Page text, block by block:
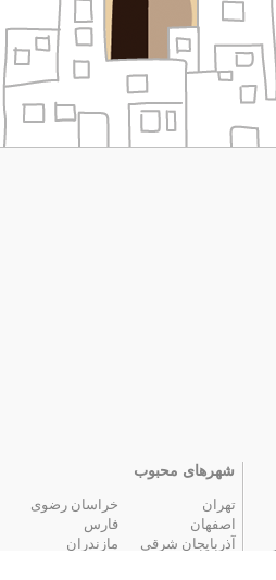
شهرهای محبوب
تهران
خراسان رضوی
اصفهان
فارس
آذربایجان شرقی
مازندران